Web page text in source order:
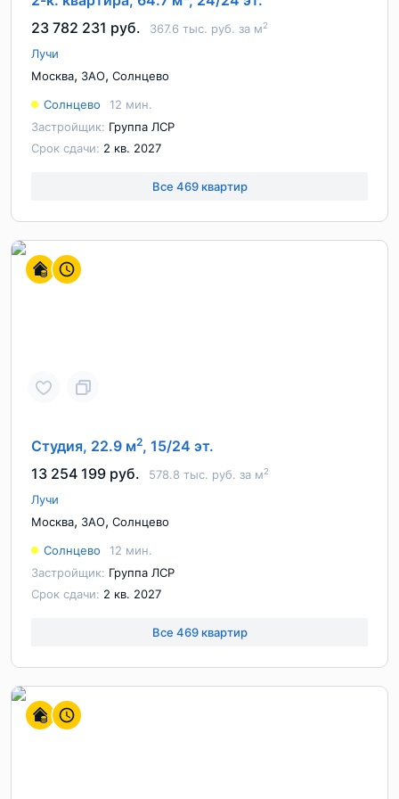
23 782 231 руб.
367.6 тыс. руб. за м2
Лучи
Москва, ЗАО, Солнцево
Солнцево
12 мин.
Застройщик: Группа ЛСР
Срок сдачи: 2 кв. 2027
Все 469 квартир
Студия, 22.9 м2, 15/24 эт.
13 254 199 руб.
578.8 тыс. руб. за м2
Лучи
Москва, ЗАО, Солнцево
Солнцево
12 мин.
Застройщик: Группа ЛСР
Срок сдачи: 2 кв. 2027
Все 469 квартир